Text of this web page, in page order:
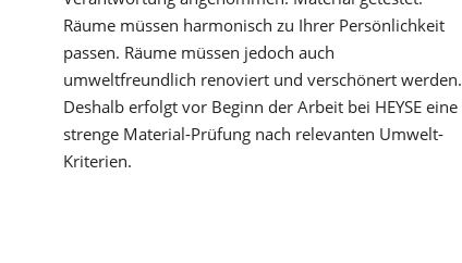
Räume müssen harmonisch zu Ihrer Persönlichkeit
passen. Räume müssen jedoch auch
umweltfreundlich renoviert und verschönert werden.
Deshalb erfolgt vor Beginn der Arbeit bei HEYSE eine
strenge Material-Prüfung nach relevanten Umwelt-
Kriterien.